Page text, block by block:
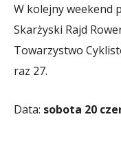
W kolejny weekend
Skarżyski Rajd
Towarzystwo
raz 27.
Data: sobota 20